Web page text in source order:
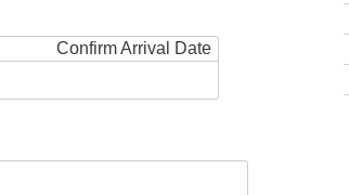
Confirm Arrival Date